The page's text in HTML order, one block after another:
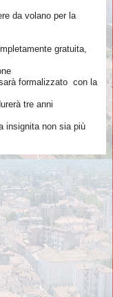
da volano per la
gratuita,
formalizzato con la
tre anni
insignita non sia più